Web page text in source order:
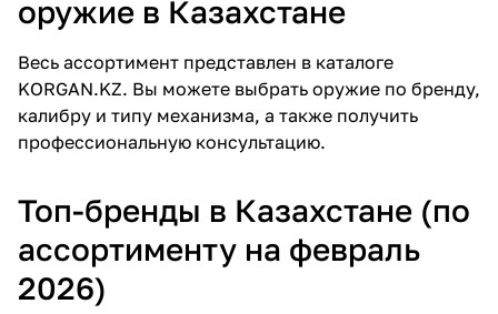
оружие в Казахстане
Весь ассортимент представлен в каталоге
KORGAN.KZ. Вы можете выбрать оружие по бренду,
калибру и типу механизма, а также получить
профессиональную консультацию.
Топ-бренды в Казахстане (по
ассортименту на февраль
2026)